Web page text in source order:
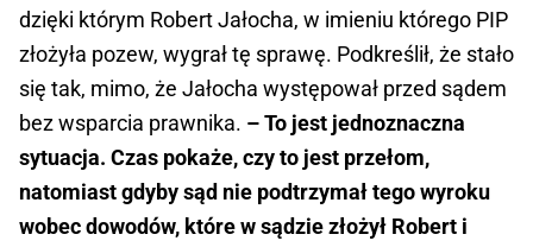
dzięki którym Robert Jałocha, w imieniu którego PIP
złożyła pozew, wygrał tę sprawę. Podkreślił, że stało
się tak, mimo, że Jałocha występował przed sądem
bez wsparcia prawnika. – To jest jednoznaczna
sytuacja. Czas pokaże, czy to jest przełom,
natomiast gdyby sąd nie podtrzymał tego wyroku
wobec dowodów, które w sądzie złożył Robert i